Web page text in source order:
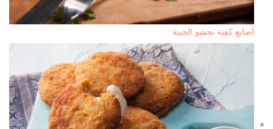
أصابع كفتة بحشو الجبنة